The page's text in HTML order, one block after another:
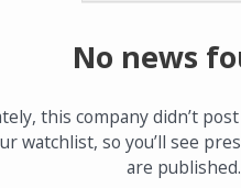
No news
this company didn’t post
watchlist, so you’ll see
are published.